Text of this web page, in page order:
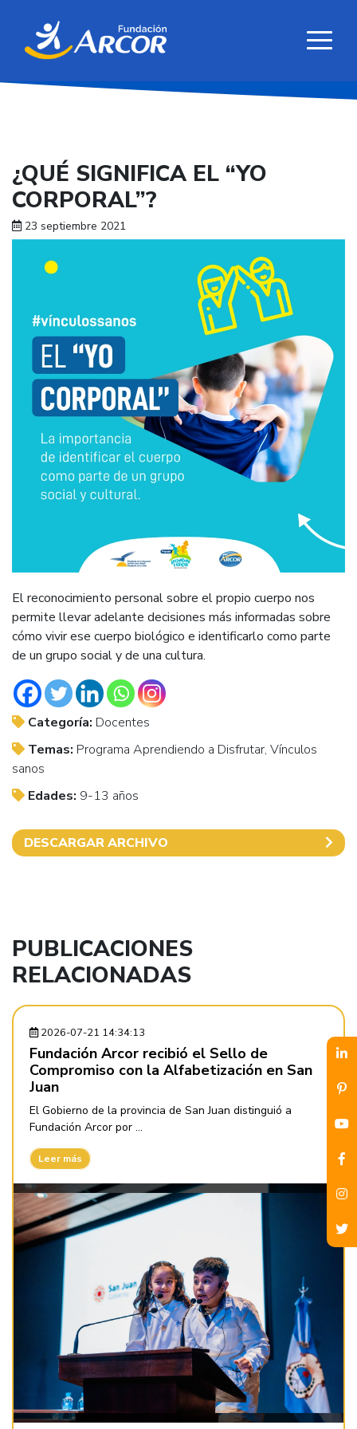
¿QUÉ SIGNIFICA EL “YO
CORPORAL”?
23 septiembre 2021
El reconocimiento personal sobre el propio cuerpo nos
permite llevar adelante decisiones más informadas sobre
cómo vivir ese cuerpo biológico e identificarlo como parte
de un grupo social y de una cultura.
Categoría: Docentes
Temas: Programa Aprendiendo a Disfrutar, Vínculos
sanos
Edades: 9-13 años
DESCARGAR ARCHIVO
PUBLICACIONES
RELACIONADAS
2026-07-21 14:34:13
Fundación Arcor recibió el Sello de
Compromiso con la Alfabetización en San
Juan
El Gobierno de la provincia de San Juan distinguió a
Fundación Arcor por ...
Leer más